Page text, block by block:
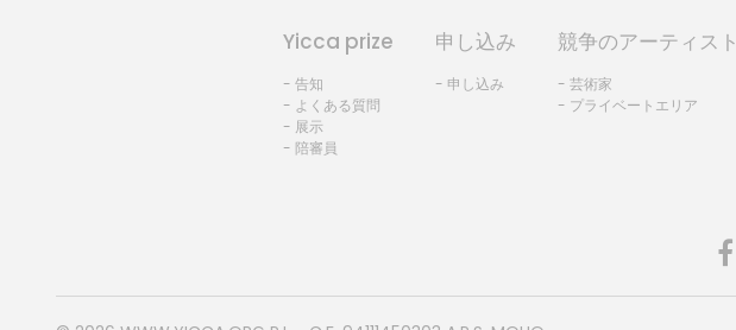
Yicca prize
- 告知
- よくある質問
- 展示
- 陪審員
申し込み
- 申し込み
競争のアーティスト
- 芸術家
- プライベートエリア